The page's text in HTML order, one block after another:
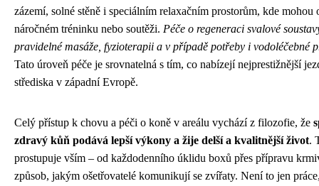
zázemí, solné stěně i speciálním relaxačním prostorům, kde mohou
náročném tréninku nebo soutěži. Péče o regeneraci svalové
pravidelné masáže, fyzioterapii a v případě potřeby i vodoléčebné
Tato úroveň péče je srovnatelná s tím, co nabízejí nejprestižnější
střediska v západní Evropě.
Celý přístup k chovu a péči o koně v areálu vychází z filozofie, že
zdravý kůň podává lepší výkony a žije delší a kvalitnější život.
prostupuje vším – od každodenního úklidu boxů přes přípravu
způsob, jakým ošetřovatelé komunikují se zvířaty. Není to jen